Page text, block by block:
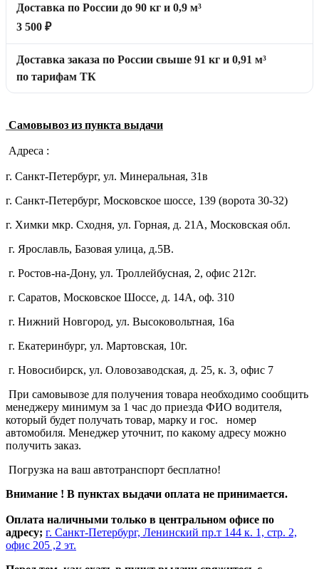
Доставка по России до 90 кг и 0,9 м³
3 500 ₽
Доставка заказа по России свыше 91 кг и 0,91 м³
по тарифам ТК
Самовывоз из пункта выдачи
Адреса :
г. Санкт-Петербург, ул. Минеральная, 31в
г. Санкт-Петербург, Московское шоссе, 139 (ворота 30-32)
г. Химки мкр. Сходня, ул. Горная, д. 21А, Московская обл.
г. Ярославль, Базовая улица, д.5В.
г. Ростов-на-Дону, ул. Троллейбусная, 2, офис 212г.
г. Саратов, Московское Шоссе, д. 14А, оф. 310
г. Нижний Новгород, ул. Высоковольтная, 16а
г. Екатеринбург, ул. Мартовская, 10г.
г. Новосибирск, ул. Оловозаводская, д. 25, к. 3, офис 7
При самовывозе для получения товара необходимо сообщить
менеджеру минимум за 1 час до приезда ФИО водителя,
который будет получать товар, марку и гос. номер
автомобиля. Менеджер уточнит, по какому адресу можно
получить заказ.
Погрузка на ваш автотранспорт бесплатно!
Внимание ! В пунктах выдачи оплата не принимается.
Оплата наличными только в центральном офисе по
адресу; г. Санкт-Петербург, Ленинский пр.т 144 к. 1, стр. 2,
офис 205 ,2 эт.